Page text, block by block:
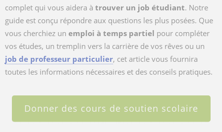
complet qui vous aidera à trouver un job étudiant. Notre
guide est conçu répondre aux questions les plus posées. Que
vous cherchiez un emploi à temps partiel pour compléter
vos études, un tremplin vers la carrière de vos rêves ou un
job de professeur particulier, cet article vous fournira
toutes les informations nécessaires et des conseils pratiques.
Donner des cours de soutien scolaire